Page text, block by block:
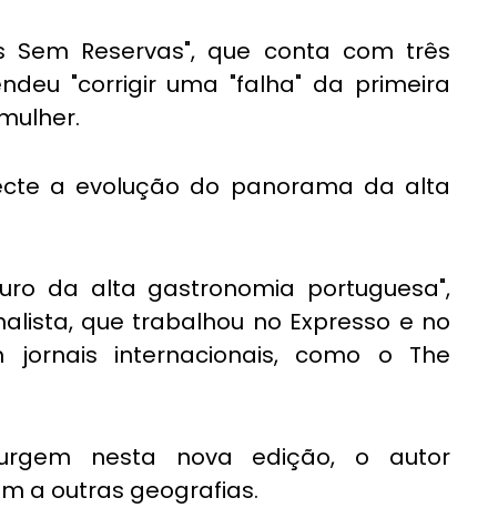
Sem Reservas", que conta com três
"corrigir uma "falha" da primeira
a evolução do panorama da alta
da alta gastronomia portuguesa",
que trabalhou no Expresso e no
internacionais, como o The
nesta nova edição, o autor
a outras geografias.